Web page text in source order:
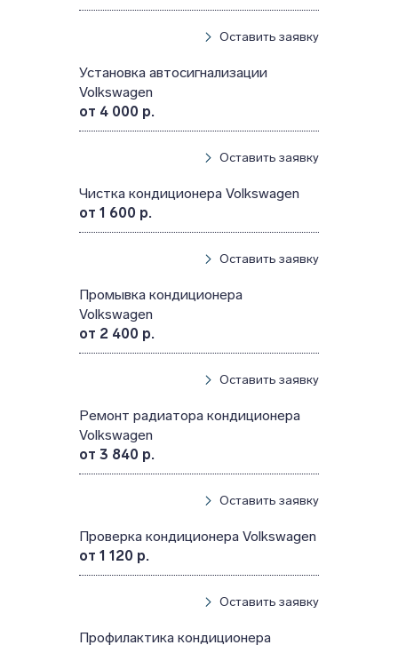
Оставить заявку
Установка автосигнализации
Volkswagen
от 4 000 р.
Оставить заявку
Чистка кондиционера Volkswagen
от 1 600 р.
Оставить заявку
Промывка кондиционера
Volkswagen
от 2 400 р.
Оставить заявку
Ремонт радиатора кондиционера
Volkswagen
от 3 840 р.
Оставить заявку
Проверка кондиционера Volkswagen
от 1 120 р.
Оставить заявку
Профилактика кондиционера